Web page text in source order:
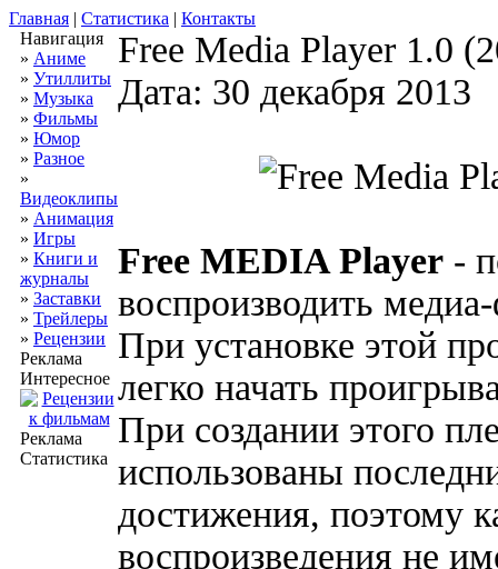
Главная | Статистика | Контакты
Навигация
» Аниме
» Утиллиты
» Музыка
» Фильмы
» Юмор
» Разное
»
Видеоклипы
» Анимация
» Игры
» Книги и
журналы
» Заставки
» Трейлеры
» Рецензии
Реклама
Интересное
Реклама
Статистика
Free Media Player 1.0
Дата: 30 декабря 2013
Free MEDIA Player -
воспроизводить
При установке этой
легко начать
При создании этого
использованы
достижения, поэтому
воспроизведения не